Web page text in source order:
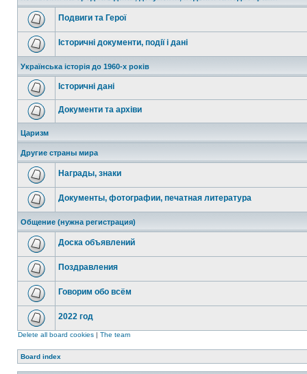
Подвиги та Герої
Історичні документи, події і дані
Українська історія до 1960-х років
Історичні дані
Документи та архіви
Царизм
Другие страны мира
Награды, знаки
Документы, фотографии, печатная литература
Общение (нужна регистрация)
Доска объявлений
Поздравления
Говорим обо всём
2022 год
Delete all board cookies | The team
Board index